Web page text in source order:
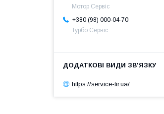
Мотор Сервіс
+380 (98) 000-04-70
Турбо Сервіс
https://service-tir.ua/